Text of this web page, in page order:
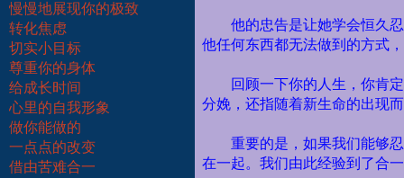
慢慢地展现你的极致
转化焦虑
切实小目标
尊重你的身体
给成长时间
心里的自我形象
做你能做的
一点点的改变
借由苦难合一
他的忠告是让她学会恒久
他任何东西都无法做到的方式
回顾一下你的人生，你肯
分娩，还指随着新生命的出现
重要的是，如果我们能够
在一起。我们由此经验到了合